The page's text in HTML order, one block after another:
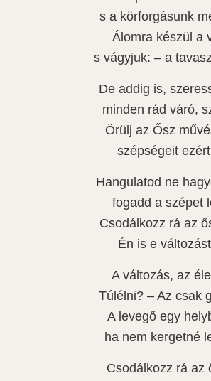
s a körforgásunk
Álomra készül a
s vágyjuk: – a
De addig is,
minden rád váró,
Örülj az Ősz
szépségeit
Hangulatod ne
fogadd a szépet
Csodálkozz rá az
Én is e
A változás, az
Túlélni? – Az csak
A levegő egy
ha nem kergetné
Csodálkozz rá az